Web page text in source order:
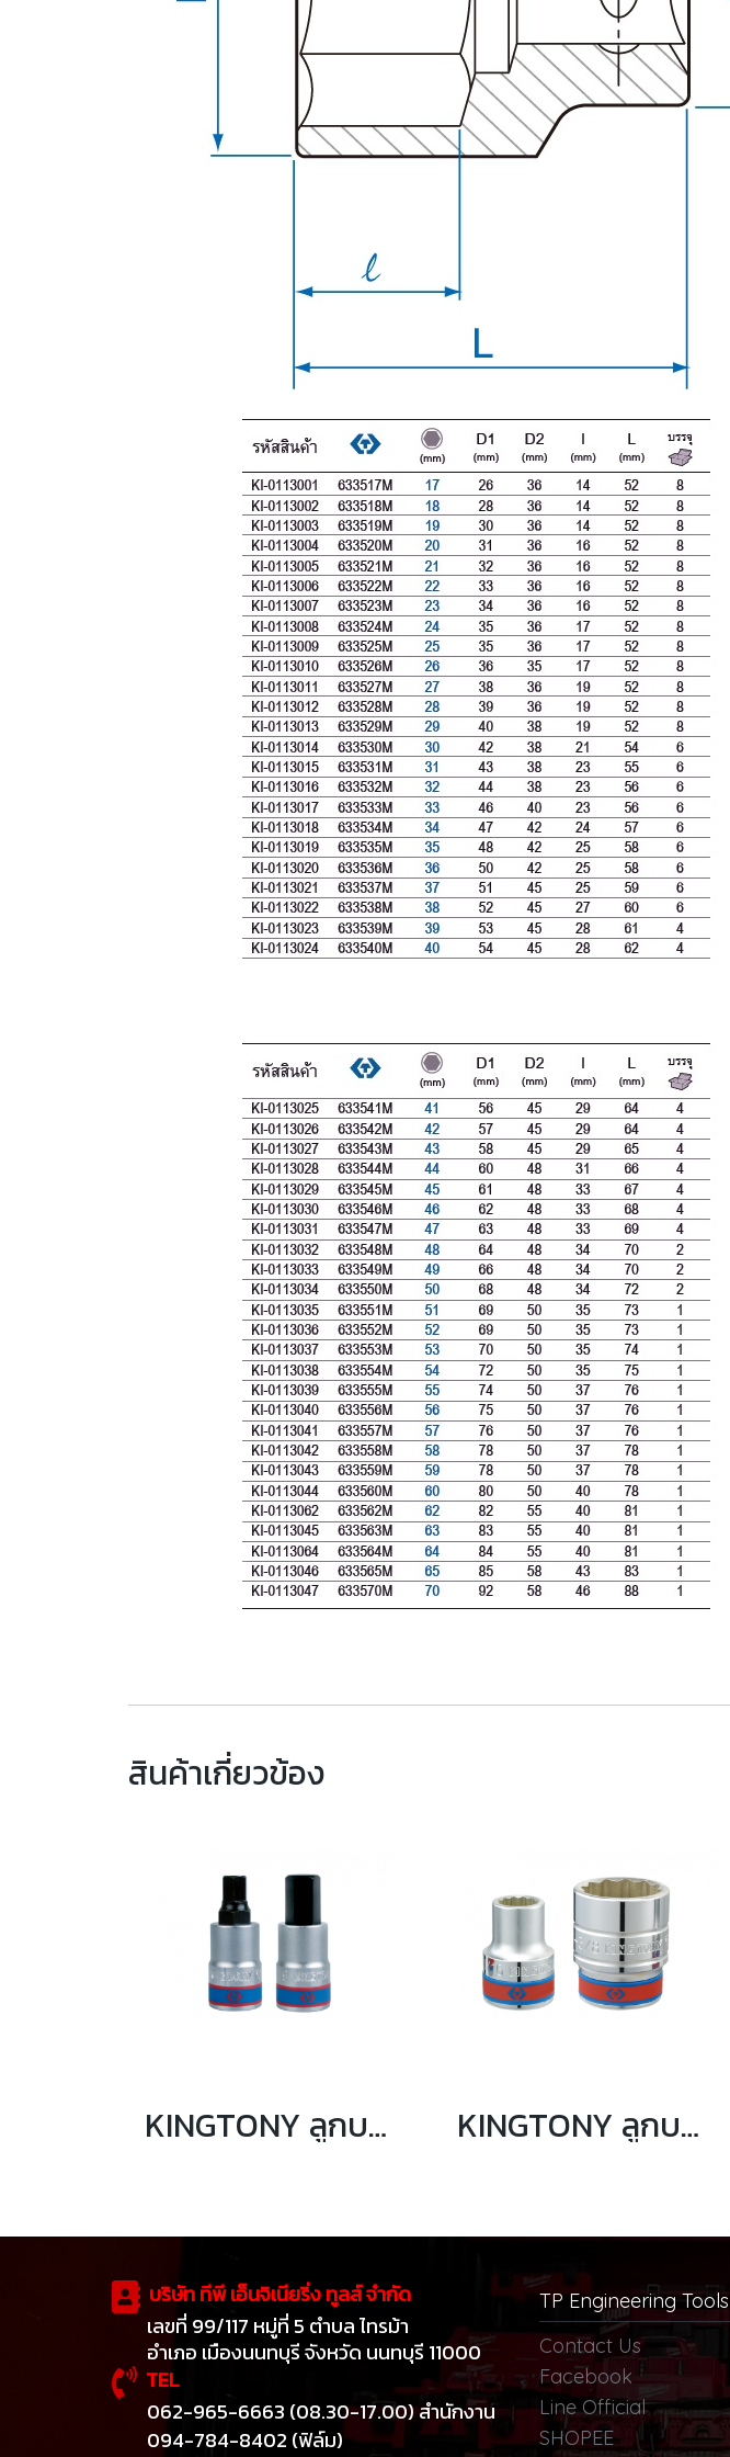
สินค้าเกี่ยวข้อง
KINGTONY ลูกบล็อกเดือยโผล่ 6เหลี่ยม ยาว รู 3/4” ขนาด H14 ถึง H22 KINGTONY ลูกบล็อกสั้น สีขาว รู 3/4” 12เหลี่ยม (ระบบนิ้ว)
บริษัท ทีพี เอ็นจิเนียริ่ง ทูลส์ จำกัด
เลขที่ 99/117 หมู่ที่ 5 ตำบล ไทรม้า
อำเภอ เมืองนนทบุรี จังหวัด นนทบุรี 11000
TEL
062-965-6663 (08.30-17.00) สำนักงาน
094-784-8402 (ฟิล์ม)
TP Engineering Tools
Contact Us
Facebook
Line Official
SHOPEE